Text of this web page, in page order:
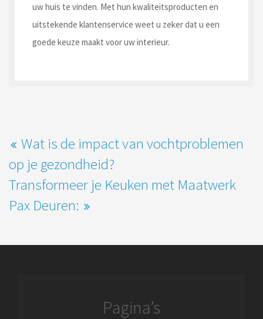
uw huis te vinden. Met hun kwaliteitsproducten en
uitstekende klantenservice weet u zeker dat u een
goede keuze maakt voor uw interieur.
Wat is de impact van vochtproblemen
op je gezondheid?
Transformeer je Keuken met Maatwerk
Pax Deuren:
Pagina’s